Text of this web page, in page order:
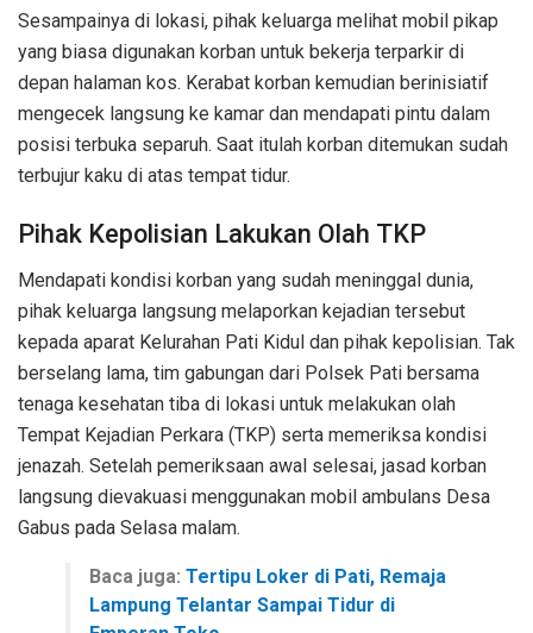
Sesampainya di lokasi, pihak keluarga melihat mobil pikap
yang biasa digunakan korban untuk bekerja terparkir di
depan halaman kos. Kerabat korban kemudian berinisiatif
mengecek langsung ke kamar dan mendapati pintu dalam
posisi terbuka separuh. Saat itulah korban ditemukan sudah
terbujur kaku di atas tempat tidur.
Pihak Kepolisian Lakukan Olah TKP
Mendapati kondisi korban yang sudah meninggal dunia,
pihak keluarga langsung melaporkan kejadian tersebut
kepada aparat Kelurahan Pati Kidul dan pihak kepolisian. Tak
berselang lama, tim gabungan dari Polsek Pati bersama
tenaga kesehatan tiba di lokasi untuk melakukan olah
Tempat Kejadian Perkara (TKP) serta memeriksa kondisi
jenazah. Setelah pemeriksaan awal selesai, jasad korban
langsung dievakuasi menggunakan mobil ambulans Desa
Gabus pada Selasa malam.
Baca juga: Tertipu Loker di Pati, Remaja
Lampung Telantar Sampai Tidur di